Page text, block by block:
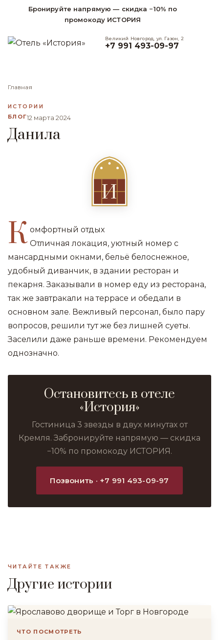
Бронируйте напрямую — скидка −10% по
промокоду ИСТОРИЯ
Великий Новгород, ул. Газон, 2
+7 991 493-09-97
Главная
ИСТОРИИ
БЛОГ12 марта 2024
Данила
И
К омфортный отдых
Отличная локация, уютный номер с
мансардными окнами, бельё белоснежное,
удобный диванчик, в здании ресторан и
пекарня. Заказывали в номер еду из ресторана,
так же завтракали на террасе и обедали в
основном зале. Вежливый персонал, было пару
вопросов, решили тут же без лишней суеты.
Заселили даже раньше времени. Рекомендуем
однозначно.
Остановитесь в отеле
«История»
Гостиница 3 звезды в двух минутах от
Кремля. Забронируйте напрямую — скидка
−10% по промокоду ИСТОРИЯ.
Позвонить · +7 991 493-09-97
ЧИТАЙТЕ ТАКЖЕ
Другие истории
ЧТО ПОСМОТРЕТЬ